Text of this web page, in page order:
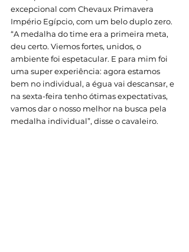
excepcional com Chevaux Primavera
Império Egípcio, com um belo duplo zero.
“A medalha do time era a primeira meta,
deu certo. Viemos fortes, unidos, o
ambiente foi espetacular. E para mim foi
uma super experiência: agora estamos
bem no individual, a égua vai descansar, e
na sexta-feira tenho ótimas expectativas,
vamos dar o nosso melhor na busca pela
medalha individual”, disse o cavaleiro.